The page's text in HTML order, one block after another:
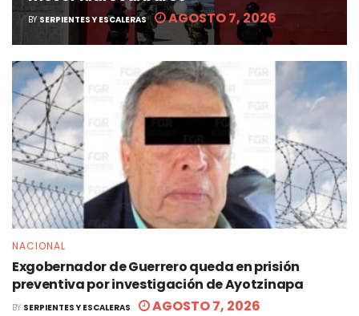
BY SERPIENTES Y ESCALERAS AGOSTO 7, 2026
NACIONAL
Exgobernador de Guerrero queda en prisión
preventiva por investigación de Ayotzinapa
BY SERPIENTES Y ESCALERAS AGOSTO 7, 2026